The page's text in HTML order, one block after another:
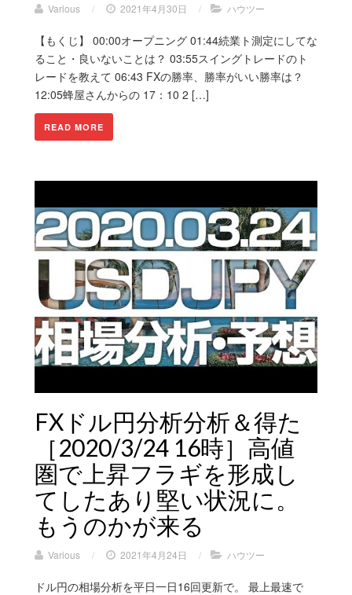
Various / 2021年4月30日 / ハウツー
【もくじ】 00:00オープニング 01:44続業ト測定にしてな
ること・良いないことは？ 03:55スイングトレードのト
レードを教えて 06:43 FXの勝率、勝率がいい勝率は？
12:05蜂屋さんからの 17：10 2 […]
READ MORE
FXドル円分析分析＆得た
［2020/3/24 16時］高値
圏で上昇フラギを形成し
てしたあり堅い状況に。
もうのかが来る
Various / 2021年4月24日 / ハウツー
ドル円の相場分析を平日一日16回更新で。 最上最速で